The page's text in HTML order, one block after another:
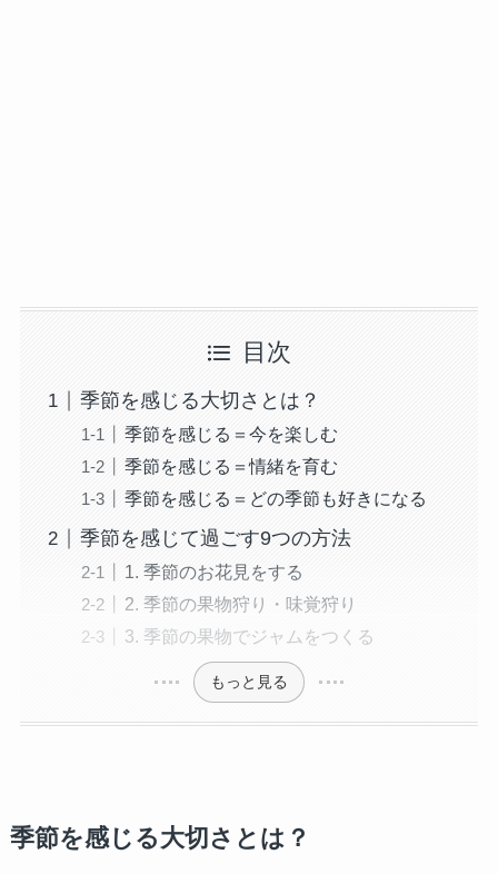
目次
季節を感じる大切さとは？
季節を感じる＝今を楽しむ
季節を感じる＝情緒を育む
季節を感じる＝どの季節も好きになる
季節を感じて過ごす9つの方法
1. 季節のお花見をする
2. 季節の果物狩り・味覚狩り
3. 季節の果物でジャムをつくる
もっと見る
季節を感じる大切さとは？